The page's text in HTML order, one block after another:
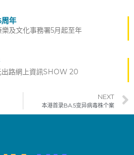
年
及文化事務署5月起至年
出路網上資訊SHOW 20
NEXT
本港首录BA.5变异病毒株个案